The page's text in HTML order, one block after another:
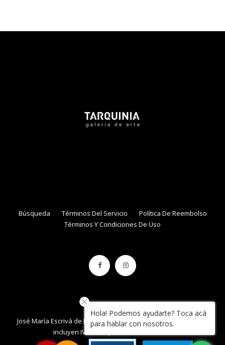
Búsqueda Términos Del Servicio
Política De Reembolso
Términos Y Condiciones De Uso
José María Escrivá de Balaguer 861, local 34 , Con Con. / Precios
incluyen IVA / Tarquinia.cl / 2020 / Chile.
Hola! Podemos ayudarte? Toca acá
para hablar con nosotros.